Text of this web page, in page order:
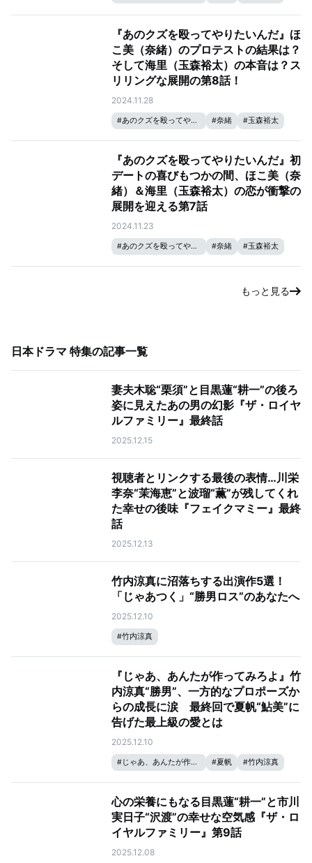
『あのクズを殴ってやりたいんだ』ほ
こ美（奈緒）のプロテストの結果は？
そして海里（玉森裕太）の本音は？ス
リリングな展開の第8話！
2024.11.28
#あのクズを殴ってやりたいんだ #奈緒 #玉森裕太
『あのクズを殴ってやりたいんだ』初
デートの喜びもつかの間、ほこ美（奈
緒）＆海里（玉森裕太）の恋が衝撃の
展開を迎える第7話
2024.11.23
#あのクズを殴ってやりたいんだ #奈緒 #玉森裕太
もっと見る
日本ドラマ 特集の記事一覧
妻夫木聡“栗須”と目黒蓮“耕一”の後ろ
姿に見えたあの男の幻影『ザ・ロイヤ
ルファミリー』最終話
2025.12.15
視聴者とリンクする最後の表情…川栄
李奈“茉海恵”と波瑠“薫”が残してくれ
た幸せの後味『フェイクマミー』最終
話
2025.12.13
竹内涼真に沼落ちする出演作5選！
「じゃあつく」“勝男ロス”のあなたへ
2025.12.10
#竹内涼真
『じゃあ、あんたが作ってみろよ』竹
内涼真“勝男”、一方的なプロポーズか
らの成長に涙 最終回で夏帆“鮎美”に
告げた最上級の愛とは
2025.12.10
#じゃあ、あんたが作ってみろよ #夏帆 #竹内涼真
心の栄養にもなる目黒蓮“耕一”と市川
実日子“沢渡”の幸せな空気感『ザ・ロ
イヤルファミリー』第9話
2025.12.08